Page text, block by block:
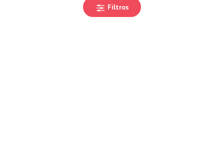
Filtros